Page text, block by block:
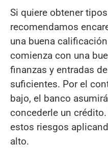
Si quiere obtener
recomendamos
una buena
comienza con una
finanzas y entradas
suficientes. Por el
bajo, el banco
concederle un
estos riesgos
alto.